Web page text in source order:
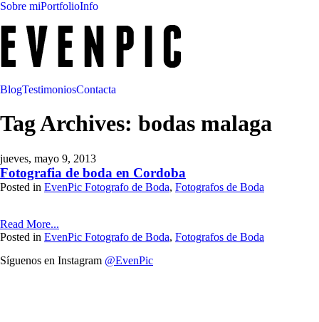
Sobre miPortfolioInfo
BlogTestimoniosContacta
Tag Archives: bodas malaga
jueves, mayo 9, 2013
Fotografia de boda en Cordoba
Posted in EvenPic Fotografo de Boda, Fotografos de Boda
Read More...
Posted in EvenPic Fotografo de Boda, Fotografos de Boda
Síguenos en Instagram @EvenPic